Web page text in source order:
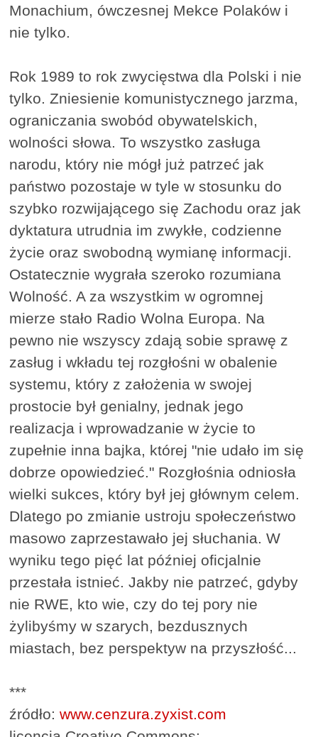
Monachium, ówczesnej Mekce Polaków i
nie tylko.
Rok 1989 to rok zwycięstwa dla Polski i nie
tylko. Zniesienie komunistycznego jarzma,
ograniczania swobód obywatelskich,
wolności słowa. To wszystko zasługa
narodu, który nie mógł już patrzeć jak
państwo pozostaje w tyle w stosunku do
szybko rozwijającego się Zachodu oraz jak
dyktatura utrudnia im zwykłe, codzienne
życie oraz swobodną wymianę informacji.
Ostatecznie wygrała szeroko rozumiana
Wolność. A za wszystkim w ogromnej
mierze stało Radio Wolna Europa. Na
pewno nie wszyscy zdają sobie sprawę z
zasług i wkładu tej rozgłośni w obalenie
systemu, który z założenia w swojej
prostocie był genialny, jednak jego
realizacja i wprowadzanie w życie to
zupełnie inna bajka, której "nie udało im się
dobrze opowiedzieć." Rozgłośnia odniosła
wielki sukces, który był jej głównym celem.
Dlatego po zmianie ustroju społeczeństwo
masowo zaprzestawało jej słuchania. W
wyniku tego pięć lat później oficjalnie
przestała istnieć. Jakby nie patrzeć, gdyby
nie RWE, kto wie, czy do tej pory nie
żylibyśmy w szarych, bezdusznych
miastach, bez perspektyw na przyszłość...
***
źródło:www.cenzura.zyxist.com